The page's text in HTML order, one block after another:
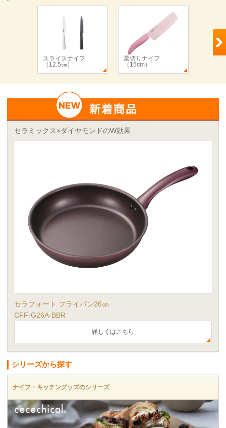
スライスナイフ
（12.5㎝）
菜切りナイフ
（15cm）
セラミックス×ダイヤモンドのW効果
セラフォート フライパン26㎝
CFF-G26A-BBR
詳しくはこちら
シリーズから探す
ナイフ・キッチングッズのシリーズ